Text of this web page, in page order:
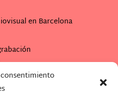
en Barcelona